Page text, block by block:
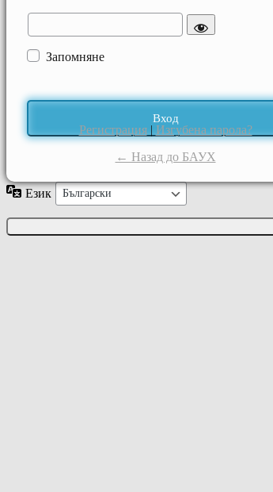
Запомняне
Регистрация| Изгубена парола?
← Назад до БАУХ
Език